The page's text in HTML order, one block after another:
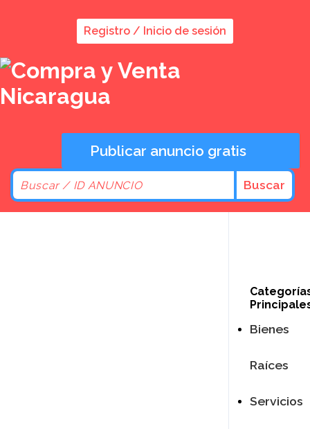
Registro / Inicio de sesión
Publicar anuncio gratis
Buscar
Bienes
Raíces
Servicios